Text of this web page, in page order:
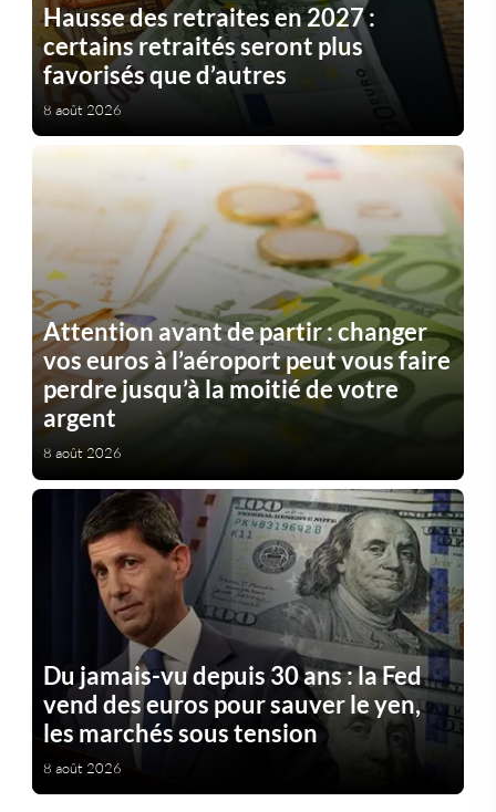
Hausse des retraites en 2027 :
certains retraités seront plus
favorisés que d’autres
8 août 2026
Attention avant de partir : changer
vos euros à l’aéroport peut vous faire
perdre jusqu’à la moitié de votre
argent
8 août 2026
Du jamais-vu depuis 30 ans : la Fed
vend des euros pour sauver le yen,
les marchés sous tension
8 août 2026